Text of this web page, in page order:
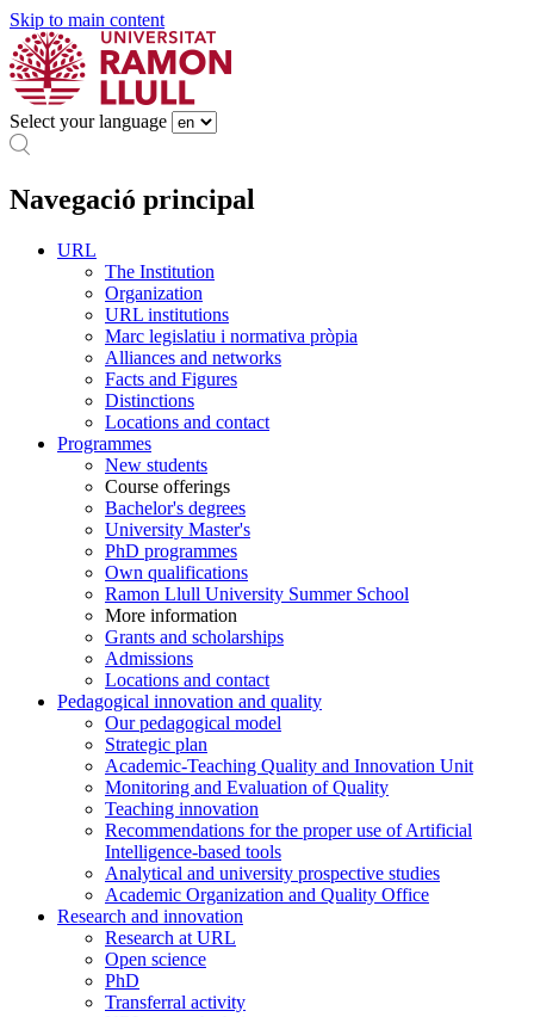
Skip to main content
Select your language
Navegació principal
URL
The Institution
Organization
URL institutions
Marc legislatiu i normativa pròpia
Alliances and networks
Facts and Figures
Distinctions
Locations and contact
Programmes
New students
Course offerings
Bachelor's degrees
University Master's
PhD programmes
Own qualifications
Ramon Llull University Summer School
More information
Grants and scholarships
Admissions
Locations and contact
Pedagogical innovation and quality
Our pedagogical model
Strategic plan
Academic-Teaching Quality and Innovation Unit
Monitoring and Evaluation of Quality
Teaching innovation
Recommendations for the proper use of Artificial
Intelligence-based tools
Analytical and university prospective studies
Academic Organization and Quality Office
Research and innovation
Research at URL
Open science
PhD
Transferral activity